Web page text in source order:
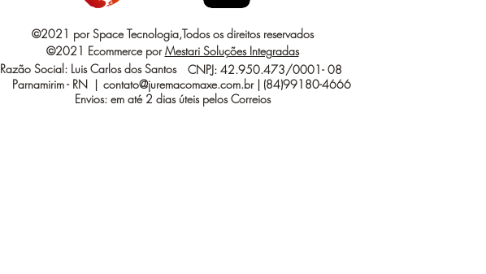
©2021 por Space Tecnologia,Todos os direitos reservados
©2021 Ecommerce porMestari Soluções Integradas
Razão Social: Luis Carlos dos Santos
Parnamirim - RN |
Envios: em até 2 dias úteis pelos Correios
CNPJ: 42.950.473/0001- 08
contato@juremacomaxe.com.br| (84)99180-4666